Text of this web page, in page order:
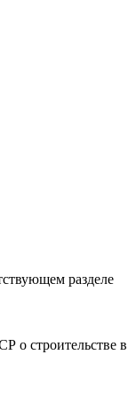
разделе
о строительстве в